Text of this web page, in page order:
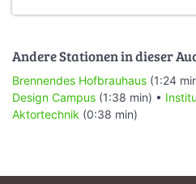
Andere Stationen in dieser
Brennendes Hofbrauhaus (1:24
Design Campus (1:38 min) •
Aktortechnik (0:38 min)